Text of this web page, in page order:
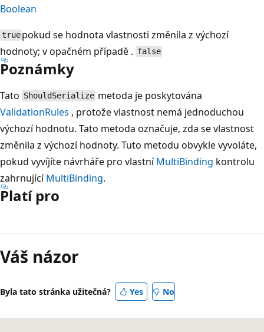
Boolean
true pokud se hodnota vlastnosti změnila z výchozí
hodnoty; v opačném případě . false
Poznámky
Tato ShouldSerialize metoda je poskytována
ValidationRules , protože vlastnost nemá jednoduchou
výchozí hodnotu. Tato metoda označuje, zda se vlastnost
změnila z výchozí hodnoty. Tuto metodu obvykle vyvoláte,
pokud vyvíjíte návrháře pro vlastníMultiBinding kontrolu
zahrnujícíMultiBinding.
Platí pro
čtení
zakázán
Váš názor
Byla tato stránka užitečná? Yes No